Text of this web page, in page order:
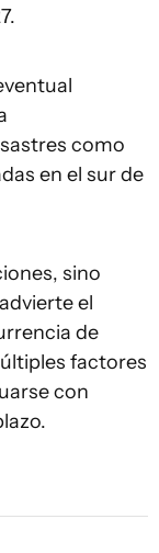
como
en el sur de
sino
el
de
factores
con